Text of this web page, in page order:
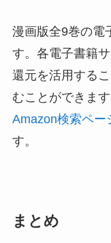
漫画版全9巻の電
す。各電子書籍
還元を活用する
むことができま
Amazon検索ペー
す。
まとめ